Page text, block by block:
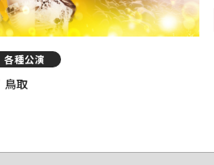
各種公演
鳥取